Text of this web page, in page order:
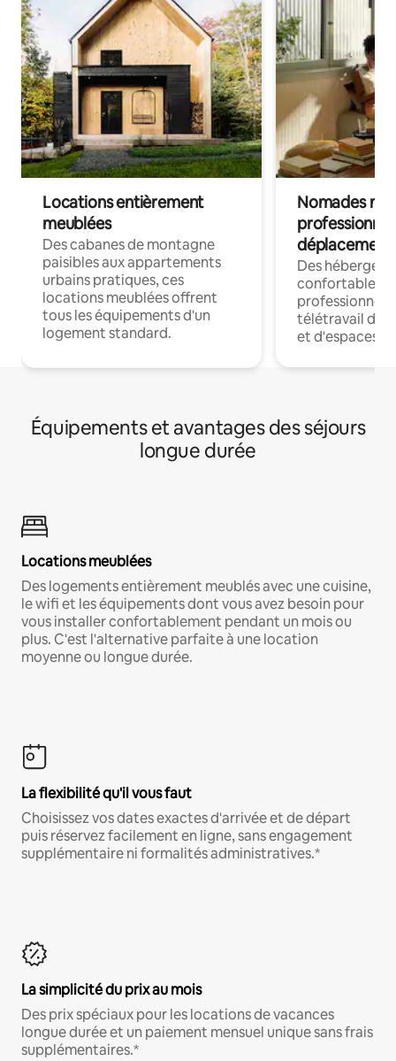
Locations entièrement
meublées
Des cabanes de montagne
paisibles aux appartements
urbains pratiques, ces
locations meublées offrent
tous les équipements d'un
logement standard.
Nomades
déplacement
Des
confortables
professionnels
télétravail
et d'espaces
Équipements et avantages des séjours
longue durée
Locations meublées
Des logements entièrement meublés avec une cuisine,
le wifi et les équipements dont vous avez besoin pour
vous installer confortablement pendant un mois ou
plus. C'est l'alternative parfaite à une location
moyenne ou longue durée.
La flexibilité qu'il vous faut
Choisissez vos dates exactes d'arrivée et de départ
puis réservez facilement en ligne, sans engagement
supplémentaire ni formalités administratives.*
La simplicité du prix au mois
Des prix spéciaux pour les locations de vacances
longue durée et un paiement mensuel unique sans frais
supplémentaires.*